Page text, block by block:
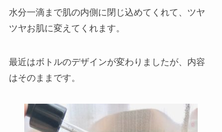
水分一滴まで肌の内側に閉じ込めてくれて、ツヤ
ツヤお肌に変えてくれます。
最近はボトルのデザインが変わりましたが、内容
はそのままです。